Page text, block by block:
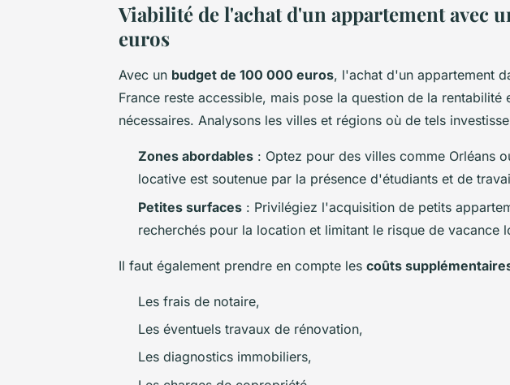
Viabilité de l'achat d'un appartement avec
euros
Avec un budget de 100 000 euros, l'achat d'un appartement
France reste accessible, mais pose la question de la rentabilité
nécessaires. Analysons les villes et régions où de tels
Zones abordables : Optez pour des villes comme Orléans
locative est soutenue par la présence d'étudiants et de
Petites surfaces : Privilégiez l'acquisition de petits
recherchés pour la location et limitant le risque de vacance
Il faut également prendre en compte les coûts
Les frais de notaire,
Les éventuels travaux de rénovation,
Les diagnostics immobiliers,